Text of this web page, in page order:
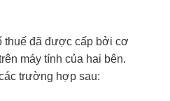
thuế đã được cấp bởi cơ
máy tính của hai bên.
trường hợp sau: